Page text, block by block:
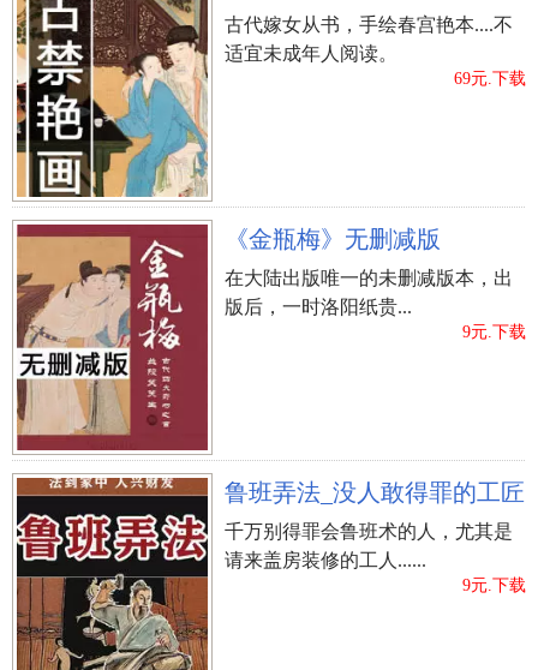
吉。
（3）墓牌上，绿苔散生或野草遮盖，主子孙后代
久年病之克应。
（4）墓牌颜色暗淡者，子孙后代运势较不如意，
且穴内易有冰满棺之状况。
（5）墓牌倒陷、埋入土中者，主子孙后代不和
睦、杂乱无章，且易出颠狂的人。
（6）墓牌所有变成暗灰黑色者，主子孙后代运势
不顺遂，工作也会遭受阻拦，劳心劳力。
（7）墓牌叠成两三块者，主子孙后代易有大血光
之克应，（墓牌以上的为头顶部，中区为胸腔，下
缘为脚部），那位置裂开，那位置即会出现灾。
（8）墓牌內部有凹痕、伤疤者，主子孙后代易有
后背病症或残疾的人。
（9）墓牌上面有大黑斑或大缺陷时，主子孙后代
古代嫁女从书，手绘春宫艳本....不
适宜未成年人阅读。
69元.下载
《金瓶梅》无删减版
在大陆出版唯一的未删减版本，出
版后，一时洛阳纸贵...
9元.下载
鲁班弄法_没人敢得罪的工匠
千万别得罪会鲁班术的人，尤其是
请来盖房装修的工人......
9元.下载